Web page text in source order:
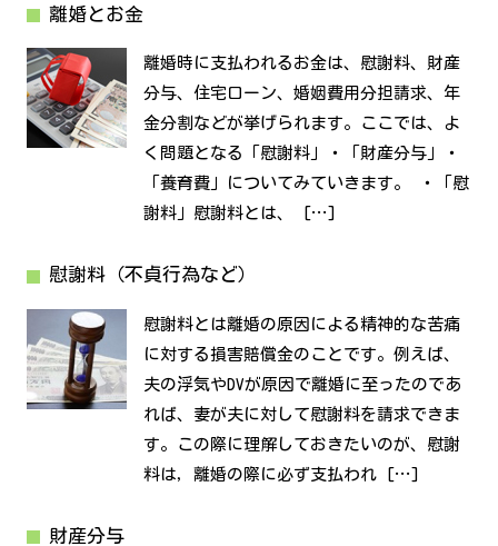
離婚とお金
離婚時に支払われるお金は、慰謝料、財産
分与、住宅ローン、婚姻費用分担請求、年
金分割などが挙げられます。ここでは、よ
く問題となる「慰謝料」・「財産分与」・
「養育費」についてみていきます。 ・「慰
謝料」慰謝料とは、 […]
慰謝料（不貞行為など）
慰謝料とは離婚の原因による精神的な苦痛
に対する損害賠償金のことです。例えば、
夫の浮気やDVが原因で離婚に至ったのであ
れば、妻が夫に対して慰謝料を請求できま
す。この際に理解しておきたいのが、慰謝
料は，離婚の際に必ず支払われ […]
財産分与